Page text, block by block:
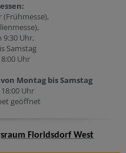
(Frühmesse),
9:30 Uhr,
Samstag
Uhr
Montag bis Samstag
Uhr
geöffnet
Floridsdorf West